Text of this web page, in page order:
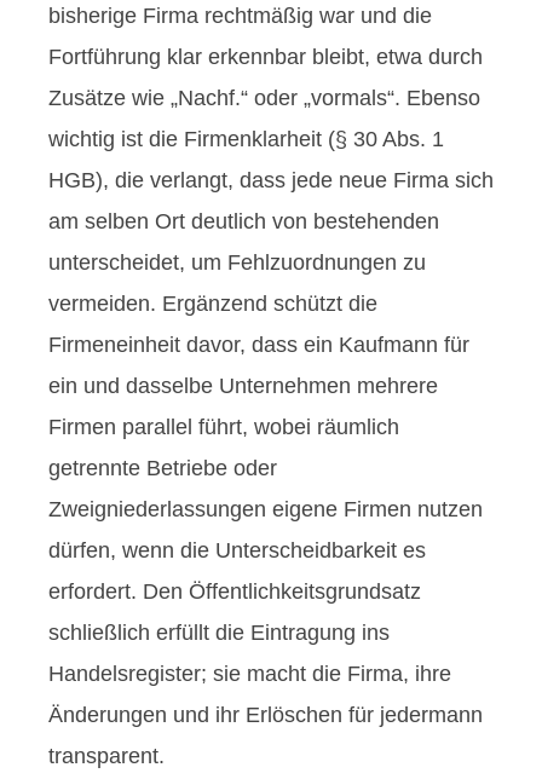
bisherige Firma rechtmäßig war und die
Fortführung klar erkennbar bleibt, etwa durch
Zusätze wie „Nachf.“ oder „vormals“. Ebenso
wichtig ist die Firmenklarheit (§ 30 Abs. 1
HGB), die verlangt, dass jede neue Firma sich
am selben Ort deutlich von bestehenden
unterscheidet, um Fehlzuordnungen zu
vermeiden. Ergänzend schützt die
Firmeneinheit davor, dass ein Kaufmann für
ein und dasselbe Unternehmen mehrere
Firmen parallel führt, wobei räumlich
getrennte Betriebe oder
Zweigniederlassungen eigene Firmen nutzen
dürfen, wenn die Unterscheidbarkeit es
erfordert. Den Öffentlichkeitsgrundsatz
schließlich erfüllt die Eintragung ins
Handelsregister; sie macht die Firma, ihre
Änderungen und ihr Erlöschen für jedermann
transparent.